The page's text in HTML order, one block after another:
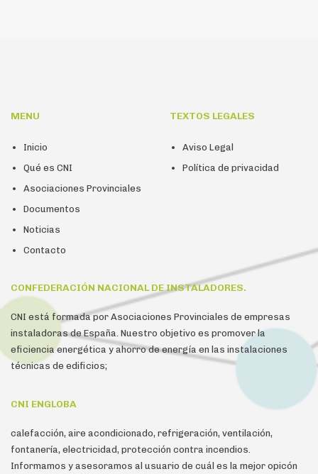
MENU
Inicio
Qué es CNI
Asociaciones Provinciales
Documentos
Noticias
Contacto
TEXTOS LEGALES
Aviso Legal
Política de privacidad
CONFEDERACIÓN NACIONAL DE INSTALADORES.
CNI está formada por Asociaciones Provinciales de empresas
instaladoras de España. Nuestro objetivo es promover la
eficiencia energética y ahorro de energía en las instalaciones
técnicas de edificios;
CNI ENGLOBA
calefacción, aire acondicionado, refrigeración, ventilación,
fontanería, electricidad, protección contra incendios.
Informamos y asesoramos al usuario de cuál es la mejor opicón